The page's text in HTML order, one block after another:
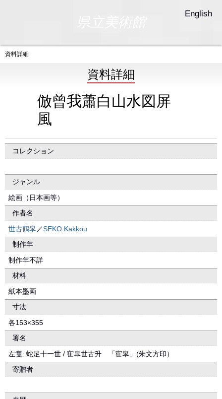
English
資料詳細
資料詳細
倣曾我蕭白山水図屏
風
コレクション
ジャンル
絵画（日本画等）
作者名
世古鶴皐／SEKO Kakkou
制作年
制作年不詳
材料
紙本墨画
寸法
各153×355
署名
左隻: 蛇足十一世 / 寉皐世古升 「寉皐」(朱文方印）
寄贈者